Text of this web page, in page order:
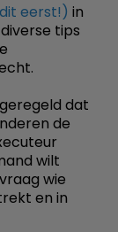
eerst!) in
tips
dat
de
wilt
wie
en in